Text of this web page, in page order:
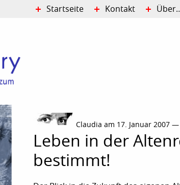
Claudia am 17. Januar 2007 —
Leben in der
bestimmt!
Startseite Kontakt